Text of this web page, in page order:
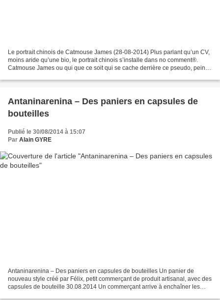
Le portrait chinois de Catmouse James (28-08-2014) Plus parlant qu’un CV,
moins aride qu’une bio, le portrait chinois s’installe dans no comment®.
Catmouse James ou qui que ce soit qui se cache derrière ce pseudo, peintre
Antaninarenina – Des paniers en capsules de
bouteilles
Publié le 30/08/2014 à 15:07
Par Alain GYRE
Antaninarenina – Des paniers en capsules de bouteilles Un panier de
nouveau style créé par Félix, petit commerçant de produit artisanal, avec des
capsules de bouteille 30.08.2014 Un commerçant arrive à enchaîner les